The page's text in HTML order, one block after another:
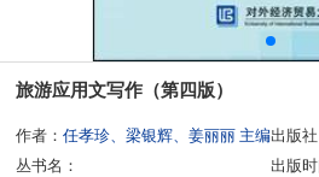
旅游应用文写作（第四版）
作者： 任孝珍、梁银辉、姜丽丽 主编出版社
丛书名：
出版时